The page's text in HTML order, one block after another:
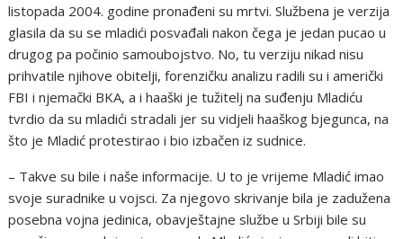
listopada 2004. godine pronađeni su mrtvi. Službena je verzija
glasila da su se mladići posvađali nakon čega je jedan pucao u
drugog pa počinio samoubojstvo. No, tu verziju nikad nisu
prihvatile njihove obitelji, forenzičku analizu radili su i američki
FBI i njemački BKA, a i haaški je tužitelj na suđenju Mladiću
tvrdio da su mladići stradali jer su vidjeli haaškog bjegunca, na
što je Mladić protestirao i bio izbačen iz sudnice.
– Takve su bile i naše informacije. U to je vrijeme Mladić imao
svoje suradnike u vojsci. Za njegovo skrivanje bila je zadužena
posebna vojna jedinica, obavještajne službe u Srbiji bile su